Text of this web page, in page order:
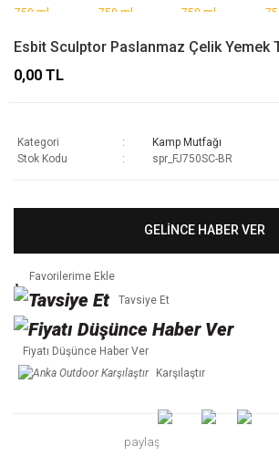
Esbit Sculptor Paslanmaz Çelik Yemek
0,00 TL
Kategori
Kamp Mutfağı
Stok Kodu
spr_FJ750SC-BR
GELİNCE HABER VER
Tavsiye Et
Fiyatı Düşünce Haber Ver
Karşılaştır
paylaş